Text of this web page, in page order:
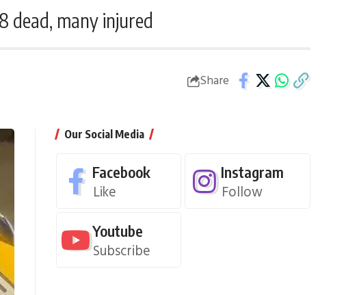
dead, many injured
Share
Our Social Media
Facebook
Like
Instagram
Follow
Youtube
Subscribe